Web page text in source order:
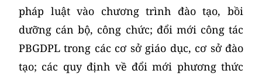
pháp luật vào chương trình đào tạo, bồi
dưỡng cán bộ, công chức; đổi mới công tác
PBGDPL trong các cơ sở giáo dục, cơ sở đào
tạo; các quy định về đổi mới phương thức